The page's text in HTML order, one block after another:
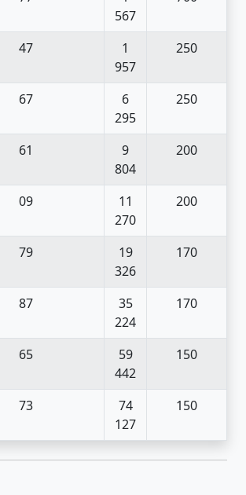
567
47
1
957
250
67
6
295
250
61
9
804
200
09
11
270
200
79
19
326
170
87
35
224
170
65
59
442
150
73
74
127
150